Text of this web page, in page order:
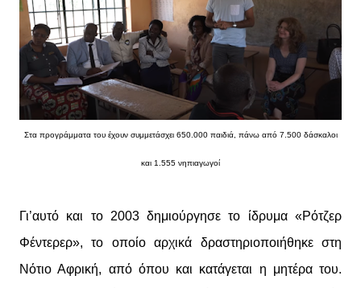
Στα προγράμματα του έχουν συμμετάσχει 650.000 παιδιά, πάνω από 7.500 δάσκαλοι
και 1.555 νηπιαγωγοί
Γι’αυτό και το 2003 δημιούργησε το ίδρυμα «Ρότζερ
Φέντερερ», το οποίο αρχικά δραστηριοποιήθηκε στη
Νότιο Αφρική, από όπου και κατάγεται η μητέρα του.